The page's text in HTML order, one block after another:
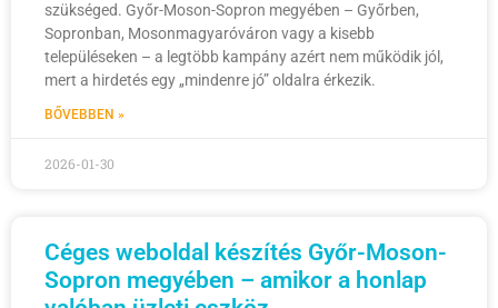
szükséged. Győr-Moson-Sopron megyében – Győrben,
Sopronban, Mosonmagyaróváron vagy a kisebb
településeken – a legtöbb kampány azért nem működik jól,
mert a hirdetés egy „mindenre jó” oldalra érkezik.
BŐVEBBEN »
2026-01-30
Céges weboldal készítés Győr-Moson-
Sopron megyében – amikor a honlap